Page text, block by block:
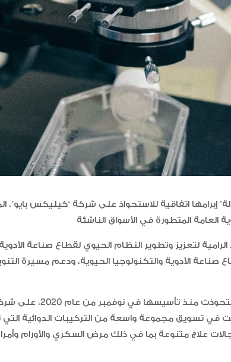
إبرامها اتفاقية للاستحواذ على شركة “كيليكس
لتعزيز وتطوير النظام الحيوي لقطاع صناعة الأدوية
صناعة الأدوية والتكنولوجيا الحيوية، ودعم مسيرة
وكانت شركة “كيليكس بايو” قد
في تسويق مجموعة واسعة من التركيبات الدوائية
علاج متنوعة بما في ذلك مرض السكري والأورام